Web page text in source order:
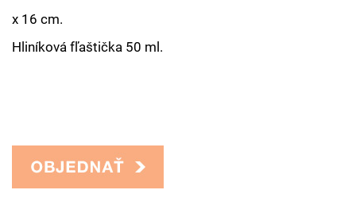
x 16 cm.
Hliníková fľaštička 50 ml.